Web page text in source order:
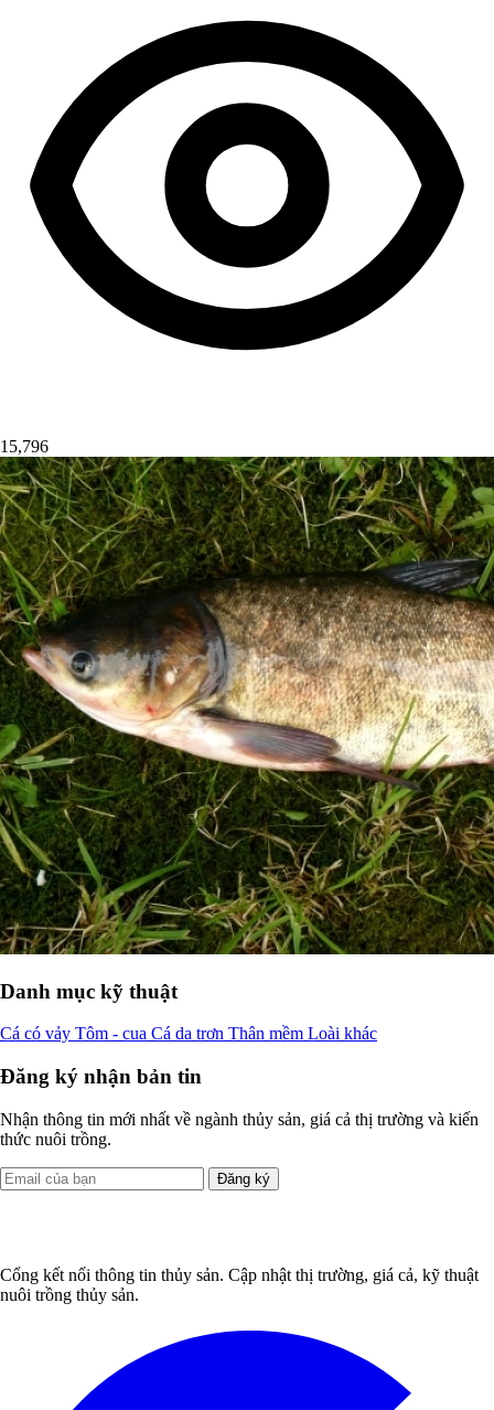
15,796
Danh mục kỹ thuật
Cá có vảy Tôm - cua Cá da trơn Thân mềm Loài khác
Đăng ký nhận bản tin
Nhận thông tin mới nhất về ngành thủy sản, giá cả thị trường và kiến
thức nuôi trồng.
Đăng ký
Cổng kết nối thông tin thủy sản. Cập nhật thị trường, giá cả, kỹ thuật
nuôi trồng thủy sản.